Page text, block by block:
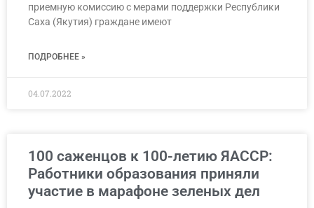
приемную комиссию с мерами поддержки Республики
Саха (Якутия) граждане имеют
ПОДРОБНЕЕ »
04.07.2022
100 саженцов к 100-летию ЯАССР:
Работники образования приняли
участие в марафоне зеленых дел